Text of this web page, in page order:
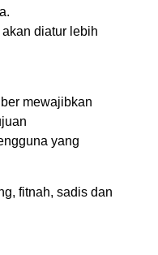
diatur lebih
mewajibkan
yang
fitnah, sadis dan